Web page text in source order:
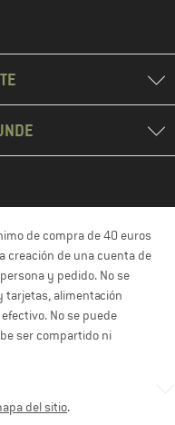
de compra de 40 euros
creación de una cuenta de
y pedido. No se
tarjetas, alimentación
No se puede
ser compartido ni
del sitio.